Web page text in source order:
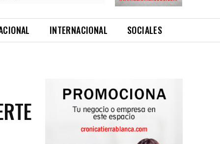
INTERNACIONAL SOCIALES